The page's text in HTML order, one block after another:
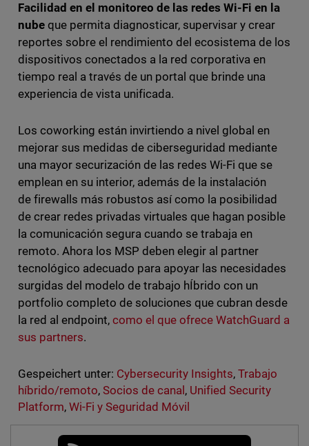
Facilidad en el monitoreo de las redes Wi-Fi en la
nubeque permita diagnosticar, supervisar y crear
reportes sobre el rendimiento del ecosistema de los
dispositivos conectados a la red corporativa en
tiempo real a través de un portal que brinde una
experiencia de vista unificada.
Los coworking están invirtiendo a nivel global en
mejorar sus medidas de ciberseguridad mediante
una mayor securización de las redes Wi-Fi que se
emplean en su interior, además de la instalación
de firewalls más robustos así como la posibilidad
de crear redes privadas virtuales que hagan posible
la comunicación segura cuando se trabaja en
remoto. Ahora los MSP deben elegir al partner
tecnológico adecuado para apoyar las necesidades
surgidas del modelo de trabajo hÍbrido con un
portfolio completo de soluciones que cubran desde
la red al endpoint, como el que ofrece WatchGuard a
sus partners.
Gespeichert unter: Cybersecurity Insights,Trabajo
híbrido/remoto, Socios de canal , Unified Security
Platform, Wi-Fi y Seguridad Móvil